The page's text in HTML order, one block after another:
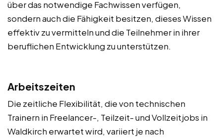
über das notwendige Fachwissen verfügen,
sondern auch die Fähigkeit besitzen, dieses Wissen
effektiv zu vermitteln und die Teilnehmer in ihrer
beruflichen Entwicklung zu unterstützen.
Arbeitszeiten
Die zeitliche Flexibilität, die von technischen
Trainern in Freelancer-, Teilzeit- und Vollzeitjobs in
Waldkirch erwartet wird, variiert je nach